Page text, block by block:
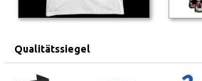
Qualitätssiegel